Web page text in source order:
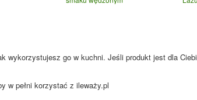
wykorzystujesz go w kuchni. Jeśli produkt jest dla
w pełni korzystać z ileważy.pl